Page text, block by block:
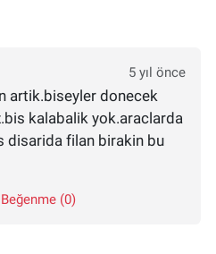
5 yıl önce
artik.biseyler donecek
kalabalik yok.araclarda
disarida filan birakin bu
Beğenme (0)